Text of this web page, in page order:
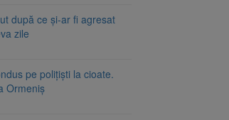
după ce și-ar fi agresat
zile
pe polițiști la cioate.
Ormeniș